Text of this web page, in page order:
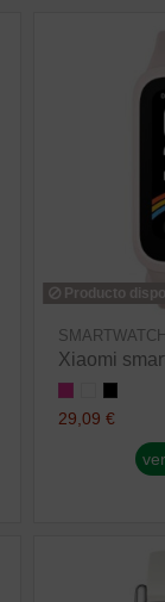
Producto
SMARTWATCH
Xiaomi
29,09 €